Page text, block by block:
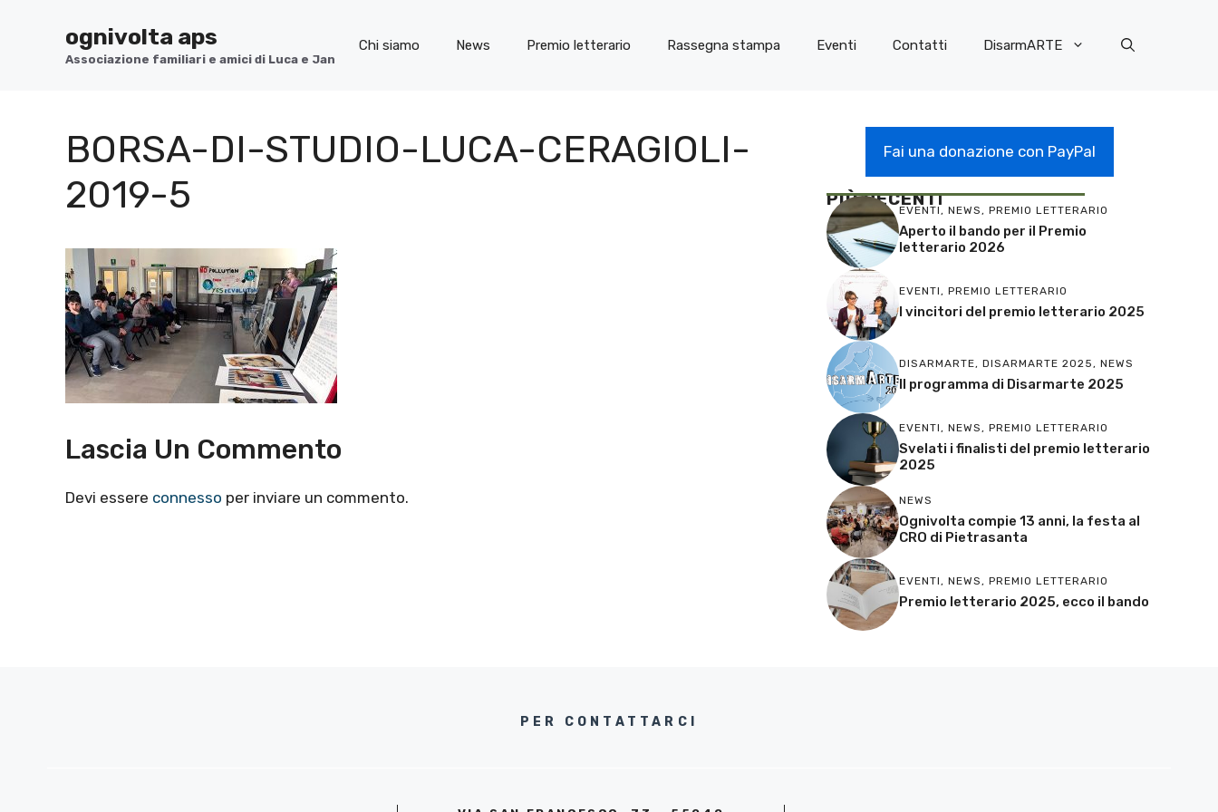
contenuto
ognivolta aps
Associazione familiari e amici di Luca e Jan
Chi siamo News Premio letterario Rassegna stampa Eventi Contatti DisarmARTE
BORSA-DI-STUDIO-LUCA-CERAGIOLI-
2019-5
Lascia Un Commento
Devi essere connesso per inviare un commento.
Fai una donazione con PayPal
PIÙ RECENTI
EVENTI , NEWS , PREMIO LETTERARIO
Aperto il bando per il Premio
letterario 2026
EVENTI , PREMIO LETTERARIO
I vincitori del premio letterario 2025
DISARMARTE, DISARMARTE 2025 , NEWS
Il programma di Disarmarte 2025
EVENTI , NEWS , PREMIO LETTERARIO
Svelati i finalisti del premio letterario
2025
NEWS
Ognivolta compie 13 anni, la festa al
CRO di Pietrasanta
EVENTI , NEWS , PREMIO LETTERARIO
Premio letterario 2025, ecco il bando
PER CONTATTARCI